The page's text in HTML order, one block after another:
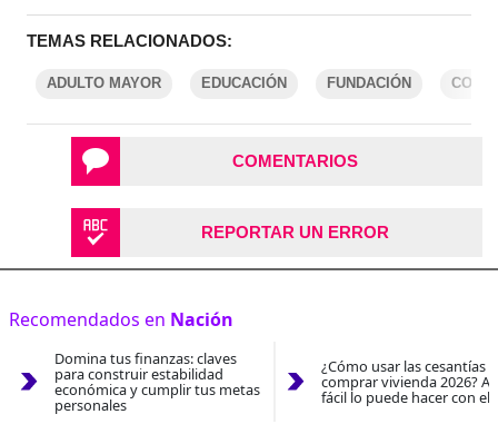
TEMAS RELACIONADOS:
ADULTO MAYOR EDUCACIÓN FUNDACIÓN
COMENTARIOS
REPORTAR UN ERROR
Recomendados en Nación
Domina tus finanzas: claves
para construir estabilidad
económica y cumplir tus metas
personales
¿Cómo usar las cesantías
comprar vivienda 2026?
fácil lo puede hacer con el